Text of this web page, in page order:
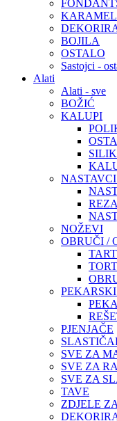
BOJILA
OSTALO
Sastojci -
Alati
Alati - sve
BOŽIĆ
KALUPI
NOŽEVI
OBRUČI /
PJENJAČE
SVE ZA
SVE ZA
SVE ZA
TAVE
ZDJELE